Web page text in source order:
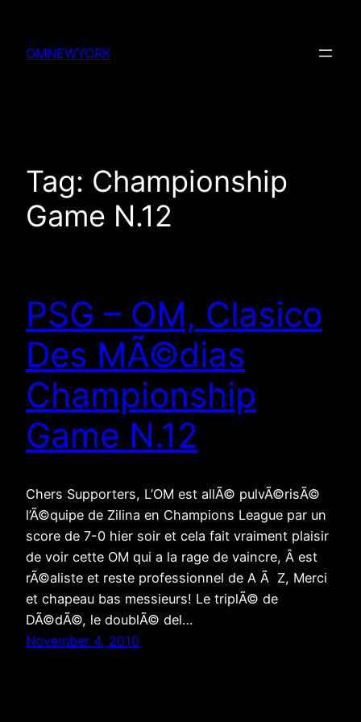
content
OMNEWYORK
Tag: Championship
Game N.12
PSG – OM, Clasico
Des MÃ©dias
Championship
Game N.12
Chers Supporters, L’OM est allÃ© pulvÃ©risÃ©
l’Ã©quipe de Zilina en Champions League par un
score de 7-0 hier soir et cela fait vraiment plaisir
de voir cette OM qui a la rage de vaincre, Â est
rÃ©aliste et reste professionnel de A Ã Z, Merci
et chapeau bas messieurs! Le triplÃ© de
DÃ©dÃ©, le doublÃ© del…
November 4, 2010